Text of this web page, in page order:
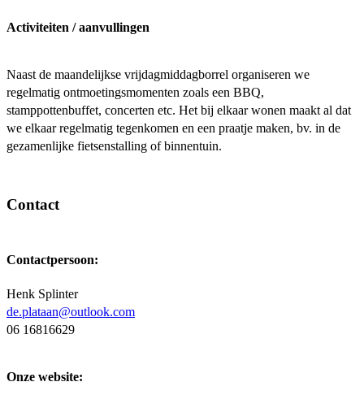
Activiteiten / aanvullingen
Naast de maandelijkse vrijdagmiddagborrel organiseren we
regelmatig ontmoetingsmomenten zoals een BBQ,
stamppottenbuffet, concerten etc. Het bij elkaar wonen maakt al dat
we elkaar regelmatig tegenkomen en een praatje maken, bv. in de
gezamenlijke fietsenstalling of binnentuin.
Contact
Contactpersoon:
Henk Splinter
de.plataan@outlook.com
06 16816629
Onze website: